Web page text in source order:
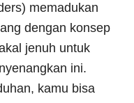
memadukan
dengan konsep
jenuh untuk
ini.
kamu bisa